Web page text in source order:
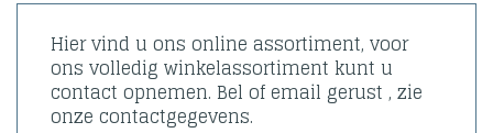
Hier vind u ons online assortiment, voor
ons volledig winkelassortiment kunt u
contact opnemen. Bel of email gerust , zie
onze contactgegevens.